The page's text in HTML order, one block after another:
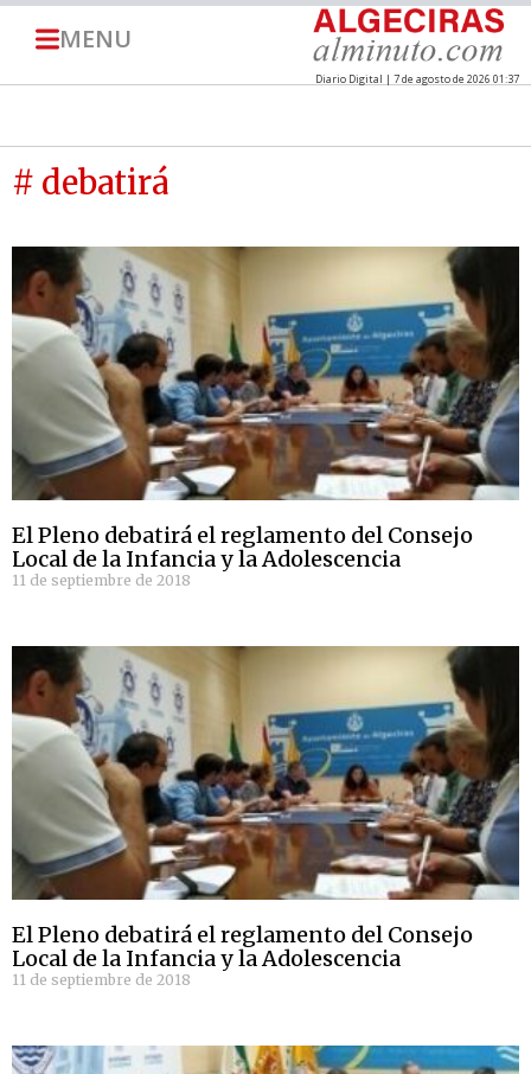
MENU
Diario Digital | 7 de agosto de 2026 01:37
# debatirá
El Pleno debatirá el reglamento del Consejo
Local de la Infancia y la Adolescencia
11 de septiembre de 2018
El Pleno debatirá el reglamento del Consejo
Local de la Infancia y la Adolescencia
11 de septiembre de 2018